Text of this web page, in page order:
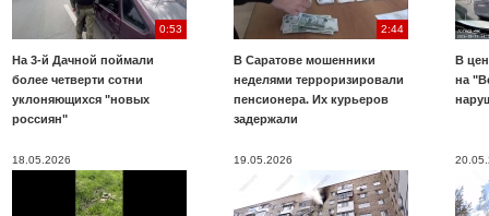
0:53
На 3-й Дачной поймали
более четверти сотни
уклоняющихся "новых
россиян"
2:44
В Саратове мошенники
неделями терроризировали
пенсионера. Их курьеров
задержали
В
на
18.05.2026 19.05.2026